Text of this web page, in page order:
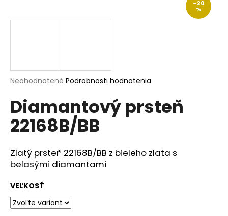
Priemerné
produktu
je
0,0
z
hviezdičiek.
Neohodnotené Podrobnosti hodnotenia
Diamantový prsteň
22168B/BB
Zlatý prsteň 22168B/BB z bieleho zlata s
belasými diamantami
VEĽKOSŤ
–20
%
j
?
HĽADAŤ
O
p
o
r